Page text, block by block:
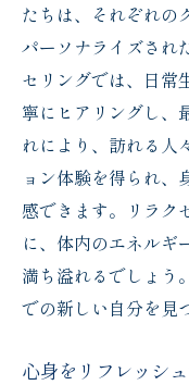
たちは、それぞれの
パーソナライズされ
セリングでは、日常
寧にヒアリングし、
れにより、訪れる人
ョン体験を得られ、
感できます。リラク
に、体内のエネルギ
満ち溢れるでしょう
での新しい自分を見
心身をリフレッシ